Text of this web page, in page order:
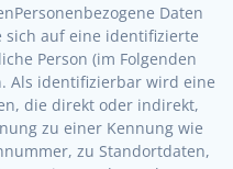
Daten
auf eine identifizierte
Person (im Folgenden
Als identifizierbar wird eine
die direkt oder indirekt,
zu einer Kennung wie
zu Standortdaten,